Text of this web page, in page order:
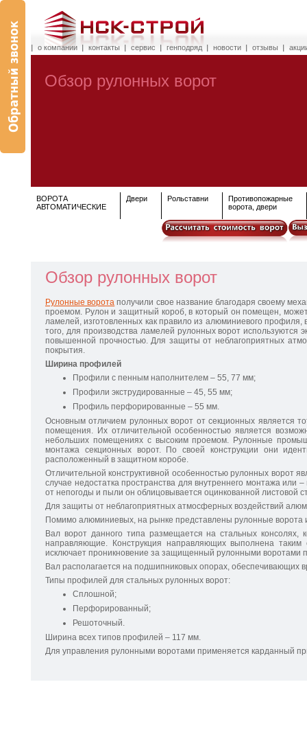
о компании контакты сервис генподряд новости отзывы
Обзор рулонных ворот
ВОРОТА
АВТОМАТИЧЕСКИЕ
Двери Рольставни
Противопожарные
ворота, двери
Обзор рулонных ворот
Рулонные ворота получили свое название благодаря своему
проемом. Рулон и защитный короб, в который он помещен,
ламелей, изготовленных как правило из алюминиевого
того, для производства ламелей рулонных ворот
повышенной прочностью. Для защиты от неблагоприятных
покрытия.
Ширина профилей
Профили с пенным наполнителем – 55, 77 мм;
Профили экструдированные – 45, 55 мм;
Профиль перфорированные – 55 мм.
Основным отличием рулонных ворот от секционных является
помещения. Их отличительной особенностью является
небольших помещениях с высоким проемом. Рулонные
монтажа секционных ворот. По своей конструкции они
расположенный в защитном коробе.
Отличительной конструктивной особенностью рулонных ворот
случае недостатка пространства для внутреннего монтажа
от непогоды и пыли он облицовывается оцинкованной листовой
Для защиты от неблагоприятных атмосферных воздействий
Помимо алюминиевых, на рынке представлены рулонные ворота
Вал ворот данного типа размещается на стальных
направляющие. Конструкция направляющих выполнена
исключает проникновение за защищенный рулонными воротами
Вал располагается на подшипниковых опорах, обеспечивающих
Типы профилей для стальных рулонных ворот:
Сплошной;
Перфорированный;
Решоточный.
Ширина всех типов профилей – 117 мм.
Для управления рулонными воротами применяется карданный